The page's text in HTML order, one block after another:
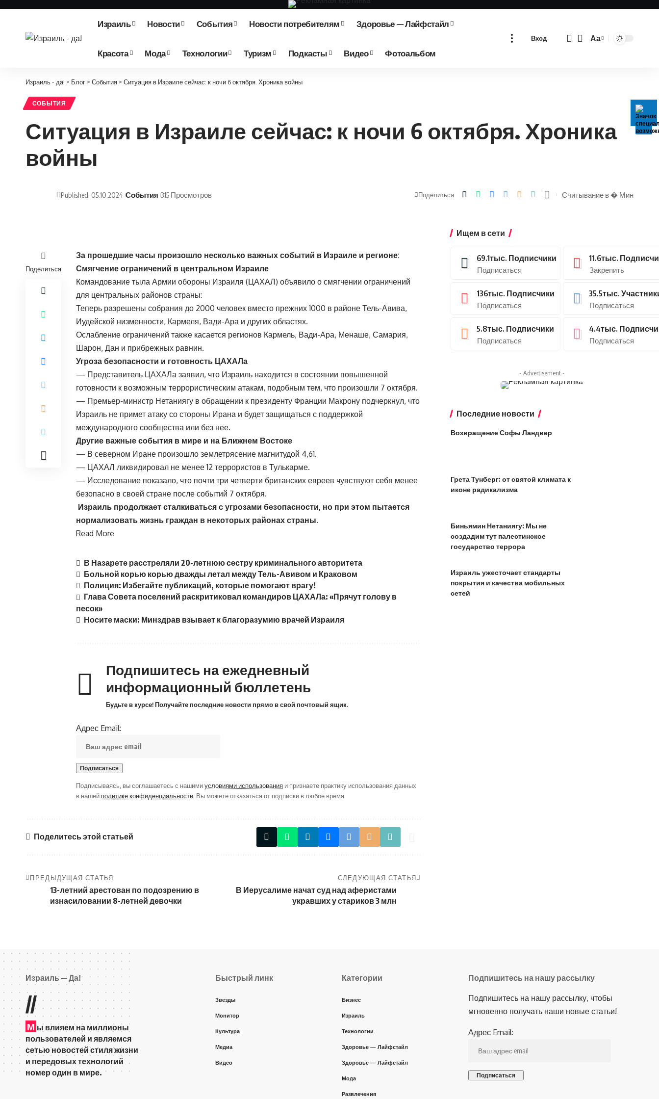
Израиль Новости События Новости потребителям Здоровье — Лайфстайл
Красота Мода Технологии Туризм Подкасты Видео Фотоальбом
Вход
Изменение
Аа
Израиль - да! > Блог > События > Ситуация в Израиле сейчас: к ночи 6 октября. Хроника войны
СОБЫТИЯ
Ситуация в Израиле сейчас: к ночи 6 октября. Хроника
войны
Published: 05.10.2024 События 315 Просмотров Поделиться Считывание в � Мин
Поделиться
За прошедшие часы произошло несколько важных событий в Израиле и регионе:
Смягчение ограничений в центральном Израиле
Командование тыла Армии обороны Израиля (ЦАХАЛ) объявило о смягчении ограничений
для центральных районов страны:
Теперь разрешены собрания до 2000 человек вместо прежних 1000 в районе Тель-Авива,
Иудейской низменности, Кармеля, Вади-Ара и других областях.
Ослабление ограничений также касается регионов Кармель, Вади-Ара, Менаше, Самария,
Шарон, Дан и прибрежных равнин.
Угроза безопасности и готовность ЦАХАЛа
— Представитель ЦАХАЛа заявил, что Израиль находится в состоянии повышенной
готовности к возможным террористическим атакам, подобным тем, что произошли 7 октября.
— Премьер-министр Нетаниягу в обращении к президенту Франции Макрону подчеркнул, что
Израиль не примет атаку со стороны Ирана и будет защищаться с поддержкой
международного сообщества или без нее.
Другие важные события в мире и на Ближнем Востоке
— В северном Иране произошло землетрясение магнитудой 4,61.
— ЦАХАЛ ликвидировал не менее 12 террористов в Тулькарме.
— Исследование показало, что почти три четверти британских евреев чувствуют себя менее
безопасно в своей стране после событий 7 октября.
Израиль продолжает сталкиваться с угрозами безопасности, но при этом пытается
нормализовать жизнь граждан в некоторых районах страны.
Read More
В Назарете расстреляли 20-летнюю сестру криминального авторитета
Больной корью корью дважды летал между Тель-Авивом и Краковом
Полиция: Избегайте публикаций, которые помогают врагу!
Глава Совета поселений раскритиковал командиров ЦАХАЛа: «Прячут голову в
песок»
Носите маски: Минздрав взывает к благоразумию врачей Израиля
Подпишитесь на ежедневный
информационный бюллетень
Будьте в курсе! Получайте последние новости прямо в свой почтовый ящик.
Адрес Email:
Подписываясь, вы соглашаетесь с нашимиусловиями использования и признаете практику использования данных
в нашей политике конфиденциальности. Вы можете отказаться от подписки в любое время.
Поделитесь этой статьей
ПРЕДЫДУЩАЯ СТАТЬЯ
13-летний арестован по подозрению в
изнасиловании 8-летней девочки
СЛЕДУЮЩАЯ СТАТЬЯ
В Иерусалиме начат суд над аферистами
укравших у стариков 3 млн
Ищем в сети
69.1тыс. Подписчики
Подписаться
11.6тыс.
Закрепить
136тыс. Подписчики
Подписаться
35.5тыс.
Подписаться
5.8тыс. Подписчики
Подписаться
4.4тыс.
Подписаться
- Advertisement -
Последние новости
Возвращение Софы Ландвер
Грета Тунберг: от святой климата к
иконе радикализма
Биньямин Нетаниягу: Мы не
создадим тут палестинское
государство террора
Израиль ужесточает стандарты
покрытия и качества мобильных
сетей
Израиль — Да!
//
М ы влияем на миллионы
пользователей и являемся
сетью новостей стиля жизни
и передовых технологий
номер один в мире.
Быстрый линк
Звезды
Монитор
Культура
Медиа
Видео
Категории
Бизнес
Израиль
Технологии
Здоровье — Лайфстайл
Здоровье — Лайфстайл
Мода
Развлечения
Подпишитесь на нашу рассылку
Подпишитесь на нашу рассылку, чтобы
мгновенно получать наши новые статьи!
Адрес Email: